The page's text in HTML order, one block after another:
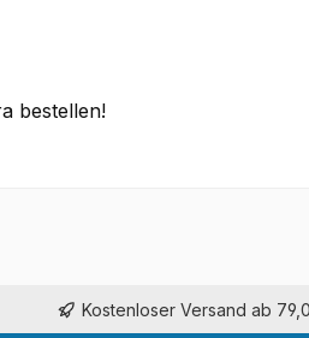
bestellen!
Kostenloser Versand ab